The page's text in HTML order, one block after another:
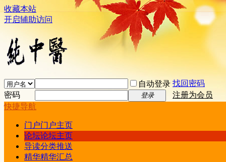
收藏本站
开启辅助访问
自动登录 找回密码
密码
登录
注册为会员
快捷导航
门户门户主页
论坛论坛主页
导读分类推送
精华精华汇总